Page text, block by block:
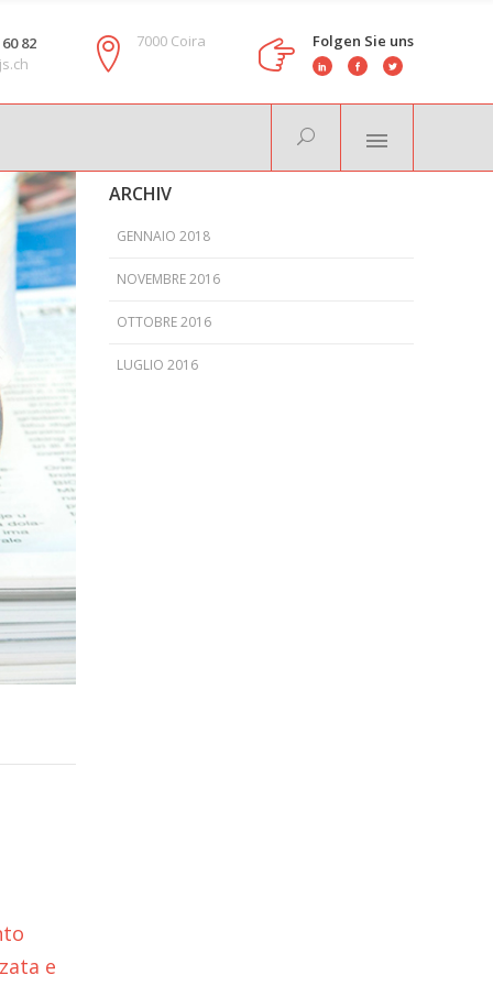
82
7000 Coira Folgen Sie uns
e
ARCHIV
GENNAIO 2018
NOVEMBRE 2016
OTTOBRE 2016
LUGLIO 2016